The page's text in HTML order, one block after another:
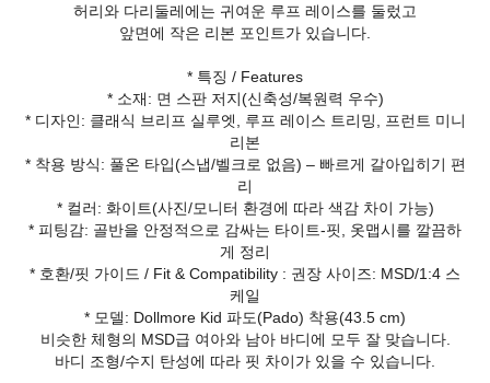
허리와 다리둘레에는 귀여운 루프 레이스를 둘렀고
앞면에 작은 리본 포인트가 있습니다.
* 특징 / Features
* 소재: 면 스판 저지(신축성/복원력 우수)
* 디자인: 클래식 브리프 실루엣, 루프 레이스 트리밍, 프런트 미니
리본
* 착용 방식: 풀온 타입(스냅/벨크로 없음) – 빠르게 갈아입히기 편
리
* 컬러: 화이트(사진/모니터 환경에 따라 색감 차이 가능)
* 피팅감: 골반을 안정적으로 감싸는 타이트-핏, 옷맵시를 깔끔하
게 정리
* 호환/핏 가이드 / Fit & Compatibility : 권장 사이즈: MSD/1:4 스
케일
* 모델: Dollmore Kid 파도(Pado) 착용(43.5 cm)
비슷한 체형의 MSD급 여아와 남아 바디에 모두 잘 맞습니다.
바디 조형/수지 탄성에 따라 핏 차이가 있을 수 있습니다.